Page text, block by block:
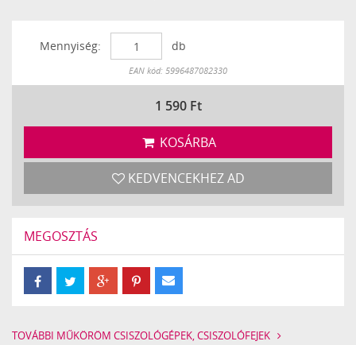
Mennyiség: db
Készleten
EAN kód: 5996487082330
1 590 Ft
KOSÁRBA
KEDVENCEKHEZ AD
MEGOSZTÁS
TOVÁBBI MŰKÖRÖM CSISZOLÓGÉPEK, CSISZOLÓFEJEK